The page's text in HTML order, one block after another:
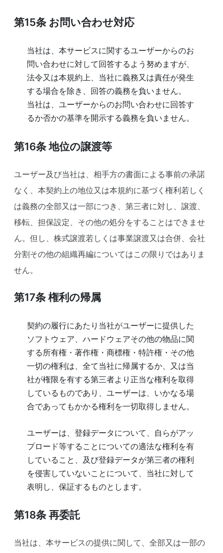
第15条 お問い合わせ対応
当社は、本サービスに関するユーザーからのお
問い合わせに対して回答するよう努めますが、
法令又は本規約上、当社に義務又は責任が発生
する場合を除き、回答の義務を負いません。
当社は、ユーザーからのお問い合わせに回答す
るか否かの基準を開示する義務を負いません。
第16条地位の譲渡等
ユーザー及び当社は、相手方の書面による事前の承諾
なく、本契約上の地位又は本規約に基づく権利若しく
は義務の全部又は一部につき、第三者に対し、譲渡、
移転、担保設定、その他の処分をすることはできませ
ん。但し、株式譲渡若しくは事業譲渡又は合併、会社
分割その他の組織再編についてはこの限りではありま
せん。
第17条 権利の帰属
契約の履行にあたり当社がユーザーに提供した
ソフトウェア、ハードウェアその他の物品に関
する所有権・著作権・商標権・特許権・その他
一切の権利は、全て当社に帰属するか、又は当
社が権限を有する第三者より正当な権利を取得
しているものであり、ユーザーは、いかなる場
合であってもかかる権利を一切取得しません。
ユーザーは、登録データについて、自らがアッ
プロード等することについての適法な権利を有
していること、及び登録データが第三者の権利
を侵害していないことについて、当社に対して
表明し、保証するものとします。
第18条 再委託
当社は、本サービスの提供に関して、全部又は一部の